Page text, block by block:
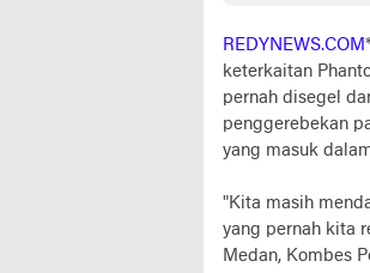
REDYNEWS.COM
keterkaitan
pernah disegel
penggerebekan
yang masuk
"Kita masih
yang pernah kita
Medan, Kombes